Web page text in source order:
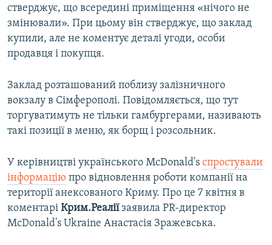
стверджує, що всередині приміщення «нічого не
змінювали». При цьому він стверджує, що заклад
купили, але не коментує деталі угоди, особи
продавця і покупця.
Заклад розташований поблизу залізничного
вокзалу в Сімферополі. Повідомляється, що тут
торгуватимуть не тільки гамбургерами, називають
такі позиції в меню, як борщ і розсольник.
У керівництві українського McDonald's спростували
інформацію про відновлення роботи компанії на
території анексованого Криму. Про це 7 квітня в
коментарі Крим.Реаліїзаявила PR-директор
McDonald's Ukraine Анастасія Зражевська.